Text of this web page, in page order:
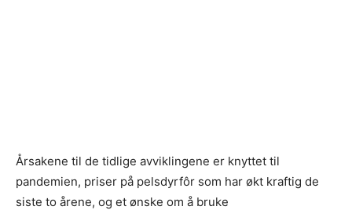
Årsakene til de tidlige avviklingene er knyttet til
pandemien, priser på pelsdyrfôr som har økt kraftig de
siste to årene, og et ønske om å bruke